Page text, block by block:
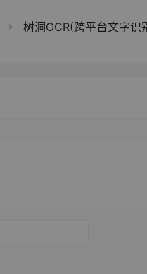
树洞OCR(跨平台文字识